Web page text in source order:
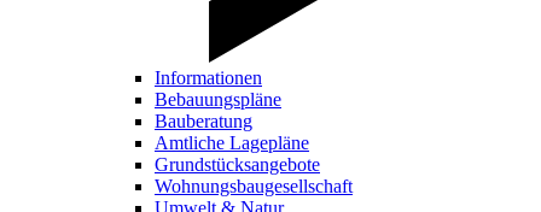
Informationen
Bebauungspläne
Bauberatung
Amtliche Lagepläne
Grundstücksangebote
Wohnungsbaugesellschaft
Umwelt & Natur